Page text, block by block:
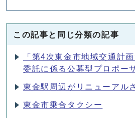
この記事と同じ分類の記事
「第4次東金市地域交通計
委託に係る公募型プロポー
東金駅周辺がリニューアル
東金市乗合タクシー